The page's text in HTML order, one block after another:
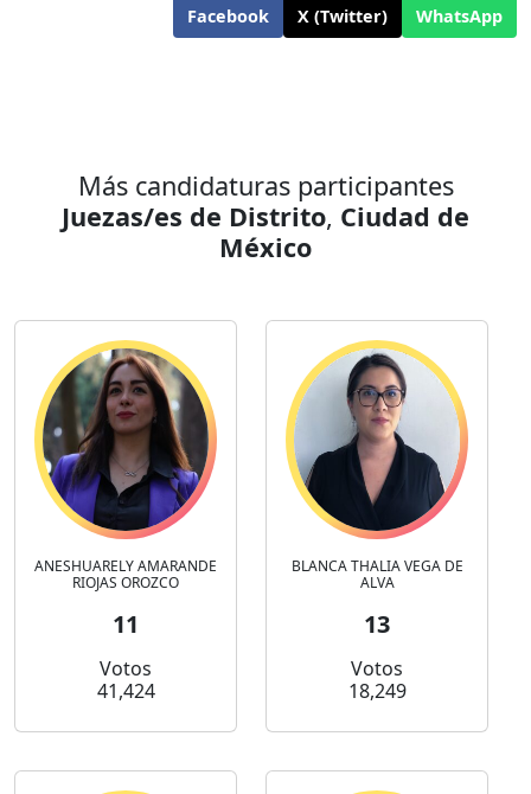
Facebook X (Twitter) WhatsApp
Más candidaturas participantes
Juezas/es de Distrito, Ciudad de
México
ANESHUARELY AMARANDE
RIOJAS OROZCO
11
Votos
41,424
BLANCA THALIA VEGA DE
ALVA
13
Votos
18,249